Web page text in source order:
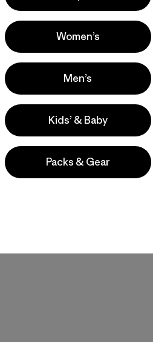
Women’s
Men’s
Kids’ & Baby
Packs & Gear